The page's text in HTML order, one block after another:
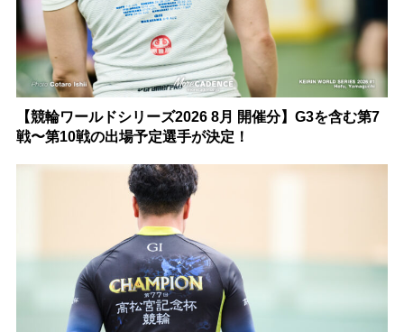
【競輪ワールドシリーズ2026 8月 開催分】G3を含む第7
戦〜第10戦の出場予定選手が決定！